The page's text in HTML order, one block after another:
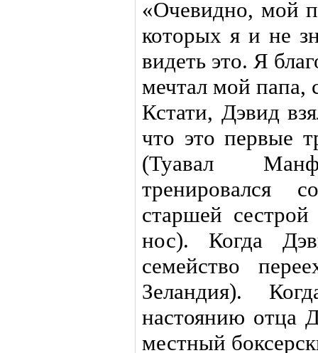
«Очевидно, мой
которых я и не
видеть это. Я
мечтал мой папа,
Кстати, Дэвид
что это первые
(Туавал
тренировался
старшей
нос). Когда
семейство
Зеландия).
настоянию отца
местный